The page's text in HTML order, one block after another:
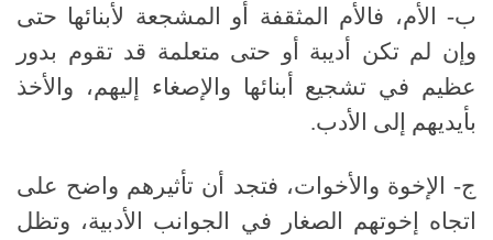
ب- الأم، فالأم المثقفة أو المشجعة لأبنائها حتى
وإن لم تكن أديبة أو حتى متعلمة قد تقوم بدور
عظيم في تشجيع أبنائها والإصغاء إليهم، والأخذ
بأيديهم إلى الأدب.
ج- الإخوة والأخوات، فتجد أن تأثيرهم واضح على
اتجاه إخوتهم الصغار في الجوانب الأدبية، وتظل